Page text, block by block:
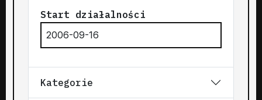
Start działalności
2006-09-16
Kategorie